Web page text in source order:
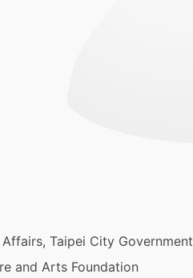
Taipei City Government
and Arts Foundation